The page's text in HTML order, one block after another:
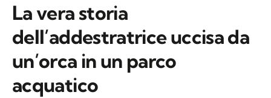
La vera storia
dell’addestratrice uccisa da
un’orca in un parco
acquatico